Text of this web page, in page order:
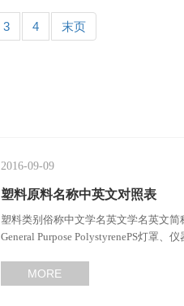
3 4 末页
2016-09-09
塑料原料名称中英文对照表
塑料类别俗称中文学名英文学名英文
General Purpose PolystyrenePS灯罩、
MORE